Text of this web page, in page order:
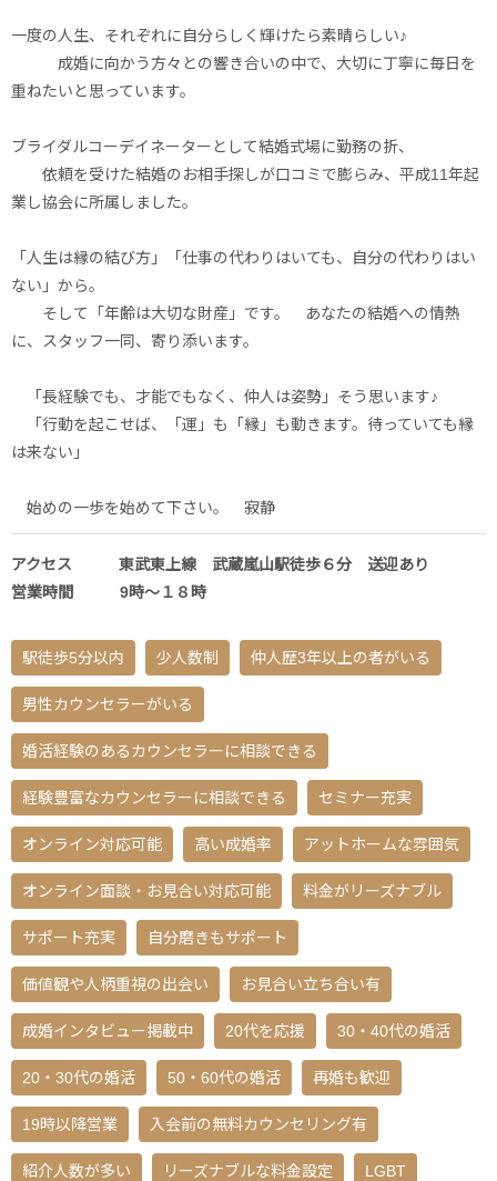
一度の人生、それぞれに自分らしく輝けたら素晴らしい♪
成婚に向かう方々との響き合いの中で、大切に丁寧に毎日を
重ねたいと思っています。
ブライダルコーデイネーターとして結婚式場に勤務の折、
依頼を受けた結婚のお相手探しが口コミで膨らみ、平成11年起
業し協会に所属しました。
「人生は縁の結び方」「仕事の代わりはいても、自分の代わりはい
ない」から。
そして「年齢は大切な財産」です。 あなたの結婚への情熱
に、スタッフ一同、寄り添います。
「長経験でも、才能でもなく、仲人は姿勢」そう思います♪
「行動を起こせば、「運」も「縁」も動きます。待っていても縁
は来ない」
始めの一歩を始めて下さい。 寂静
アクセス 東武東上線 武蔵嵐山駅徒歩６分 送迎あり
営業時間 9時～１８時
駅徒歩5分以内 少人数制 仲人歴3年以上の者がいる
男性カウンセラーがいる
婚活経験のあるカウンセラーに相談できる
経験豊富なカウンセラーに相談できる セミナー充実
オンライン対応可能 高い成婚率 アットホームな雰囲気
オンライン面談・お見合い対応可能 料金がリーズナブル
サポート充実 自分磨きもサポート
価値観や人柄重視の出会い お見合い立ち合い有
成婚インタビュー掲載中 20代を応援 30・40代の婚活
20・30代の婚活 50・60代の婚活 再婚も歓迎
19時以降営業 入会前の無料カウンセリング有
紹介人数が多い リーズナブルな料金設定 LGBT